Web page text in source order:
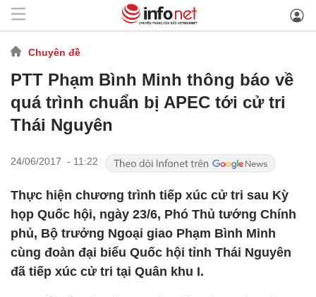
Chuyên đề
PTT Phạm Bình Minh thông báo về
quá trình chuẩn bị APEC tới cử tri
Thái Nguyên
24/06/2017 - 11:22
Thực hiện chương trình tiếp xúc cử tri sau Kỳ
họp Quốc hội, ngày 23/6, Phó Thủ tướng Chính
phủ, Bộ trưởng Ngoại giao Phạm Bình Minh
cùng đoàn đại biểu Quốc hội tỉnh Thái Nguyên
đã tiếp xúc cử tri tại Quân khu I.